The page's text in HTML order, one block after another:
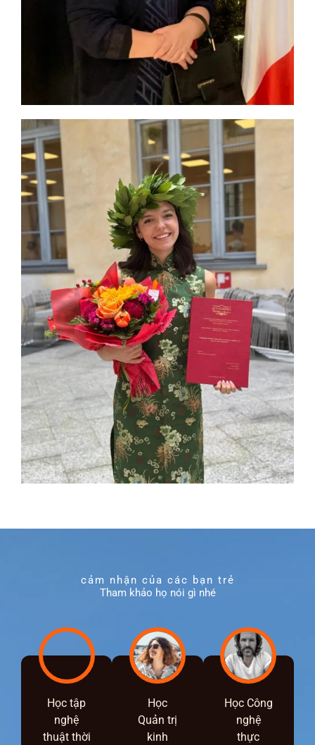
cảm nhận của các bạn trẻ
Tham khảo họ nói gì nhé
Học tập
nghệ
thuật thời
Học
Quản trị
kinh
Học Công
nghệ
thực